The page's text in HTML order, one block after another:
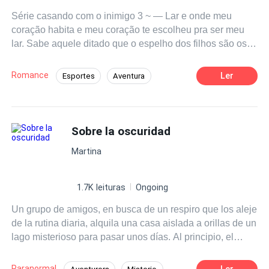
Série casando com o inimigo 3 ~ — Lar e onde meu
coração habita e meu coração te escolheu pra ser meu
lar. Sabe aquele ditado que o espelho dos filhos são os
acontecer com seus pais matt Jones e Bianca Belmonte,
que por causa da grande amizade de seus pais
Liam o filho querido do casal de amigos da família, era
considerado como filho pro matt e Bia que o viu nascer,
seu maior amor era o mar o sol e o surf e por ironia era
sobre o mesmo teto. Mais será que eles resistiriam as
tentações? O laço familiar seria mais forte ou a paixão
proibida falaria mas alto? — Amor de verão não sobe a
cerra.
Romance Esportes Aventura
Contemporâneo
Ler
Sobre la oscuridad
Martina
1.7K leituras Ongoing
Un grupo de amigos, en busca de un respiro que los aleje
de la rutina diaria, alquila una casa aislada a orillas de un
lago misterioso para pasar unos días. Al principio, el
pero poco a poco fenómenos extraños comienzan a